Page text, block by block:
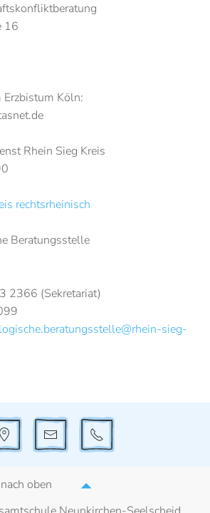
16
Köln:
Rhein Sieg Kreis
rechtsrheinisch
Beratungsstelle
2366 (Sekretariat)
sieg-
nach oben